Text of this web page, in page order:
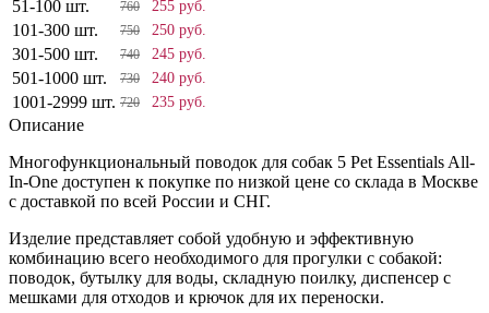
51-100 шт. 760 255 руб.
101-300 шт. 750 250 руб.
301-500 шт. 740 245 руб.
501-1000 шт. 730 240 руб.
1001-2999 шт. 720 235 руб.
Описание
Многофункциональный поводок для собак 5 Pet Essentials All-
In-One доступен к покупке по низкой цене со склада в Москве
с доставкой по всей России и СНГ.
Изделие представляет собой удобную и эффективную
комбинацию всего необходимого для прогулки с собакой:
поводок, бутылку для воды, складную поилку, диспенсер с
мешками для отходов и крючок для их переноски.